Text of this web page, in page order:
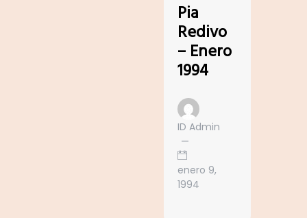
Pia
Redivo
– Enero
1994
ID Admin
enero 9,
1994